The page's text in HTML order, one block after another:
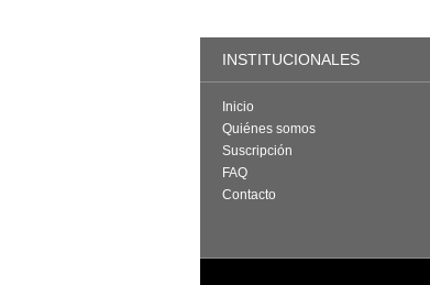
INSTITUCIONALES
Inicio
Quiénes somos
Suscripción
FAQ
Contacto